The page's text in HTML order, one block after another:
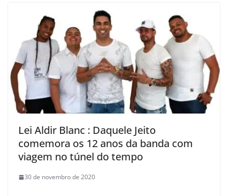
Lei Aldir Blanc : Daquele Jeito
comemora os 12 anos da banda com
viagem no túnel do tempo
30 de novembro de 2020